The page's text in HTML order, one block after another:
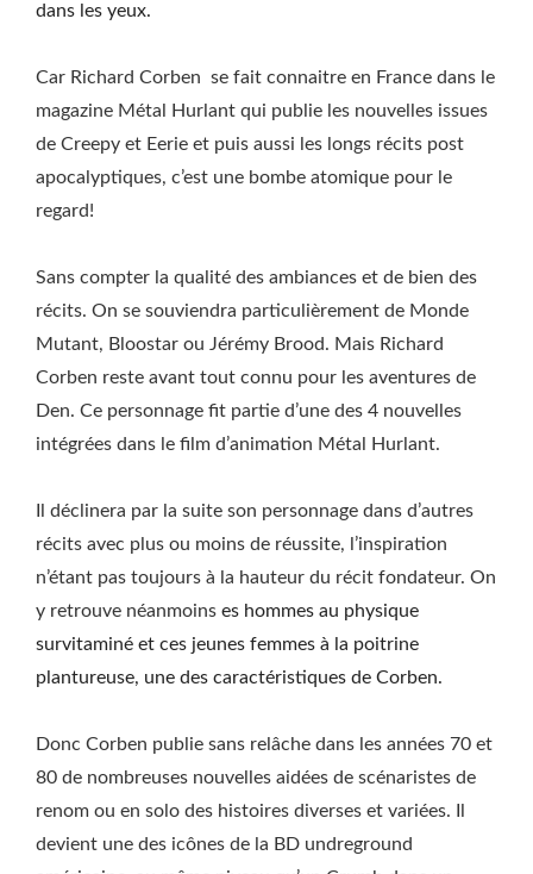
dans les yeux.
Car Richard Corben se fait connaitre en France dans le
magazine Métal Hurlant qui publie les nouvelles issues
de Creepy et Eerie et puis aussi les longs récits post
apocalyptiques, c’est une bombe atomique pour le
regard!
Sans compter la qualité des ambiances et de bien des
récits. On se souviendra particulièrement de Monde
Mutant, Bloostar ou Jérémy Brood. Mais Richard
Corben reste avant tout connu pour les aventures de
Den. Ce personnage fit partie d’une des 4 nouvelles
intégrées dans le film d’animation Métal Hurlant.
Il déclinera par la suite son personnage dans d’autres
récits avec plus ou moins de réussite, l’inspiration
n’étant pas toujours à la hauteur du récit fondateur. On
y retrouve néanmoins es hommes au physique
survitaminé et ces jeunes femmes à la poitrine
plantureuse, une des caractéristiques de Corben.
Donc Corben publie sans relâche dans les années 70 et
80 de nombreuses nouvelles aidées de scénaristes de
renom ou en solo des histoires diverses et variées. Il
devient une des icônes de la BD undreground